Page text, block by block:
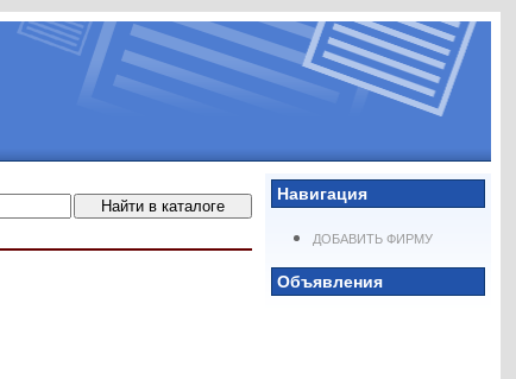
Навигация
ДОБАВИТЬ ФИРМУ
Объявления